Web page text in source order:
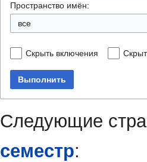
Пространство имён:
все
Скрыть включения
Выполнить
Следующие
семестр: